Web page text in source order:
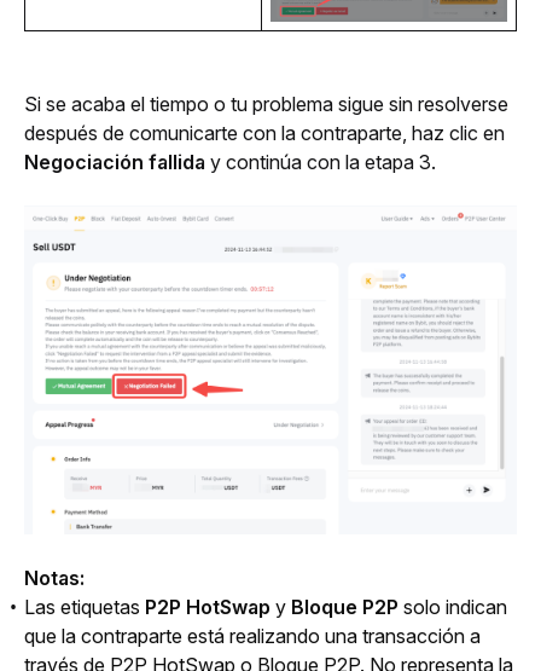
Si se acaba el tiempo o tu problema sigue sin resolverse
Negociación fallida y continúa con la etapa 3.
Notas:
Las etiquetas P2P HotSwap y Bloque P2P solo indican
que la contraparte está realizando una transacción a
través de P2P HotSwap o Bloque P2P. No representa la